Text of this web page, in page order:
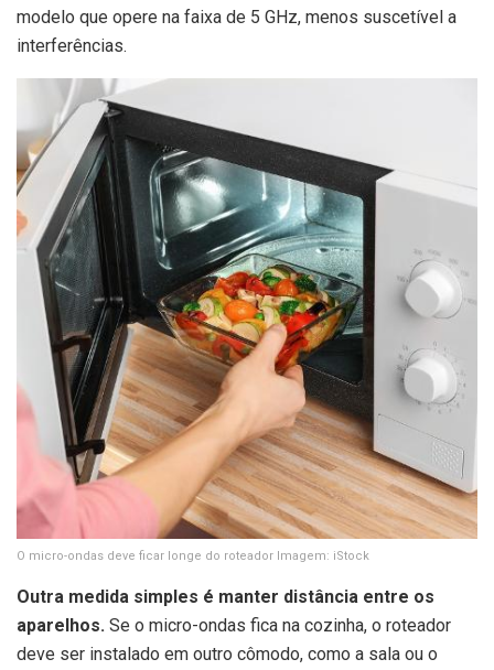
modelo que opere na faixa de 5 GHz, menos suscetível a
interferências.
O micro-ondas deve ficar longe do roteador Imagem: iStock
Outra medida simples é manter distância entre os
aparelhos. Se o micro-ondas fica na cozinha, o roteador
deve ser instalado em outro cômodo, como a sala ou o